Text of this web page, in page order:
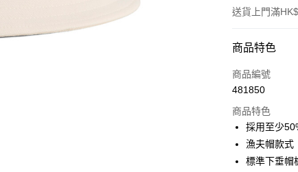
送貨上門滿
付款方式
信用卡
相關說明
Alipay, PayMe,
送貨方式
商品特色
商品編號
481850
商品特色
採用至少
漁夫帽款式
標準下垂帽